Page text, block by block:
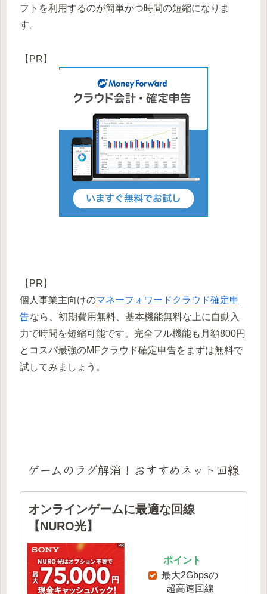
フトを利用するのが簡単かつ時間の短縮になりま
す。
【PR】
【PR】
個人事業主向けのマネーフォワードクラウド確定申
告なら、初期費用無料、基本機能無料な上に自動入
力で時間を短縮可能です。完全フル機能も月額800円
とコスパ最強のMFクラウド確定申告をまずは無料で
試してみましょう。
ゲームのラグ解消！おすすめネット回線
オンラインゲームに最適な回線
【NURO光】
ポイント
最大2Gbpsの
超高速回線